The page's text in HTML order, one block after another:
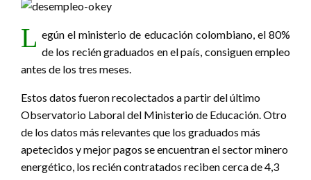
L egún el ministerio de educación colombiano, el 80%
de los recién graduados en el país, consiguen empleo
antes de los tres meses.
Estos datos fueron recolectados a partir del último
Observatorio Laboral del Ministerio de Educación. Otro
de los datos más relevantes que los graduados más
apetecidos y mejor pagos se encuentran el sector minero
energético, los recién contratados reciben cerca de 4,3